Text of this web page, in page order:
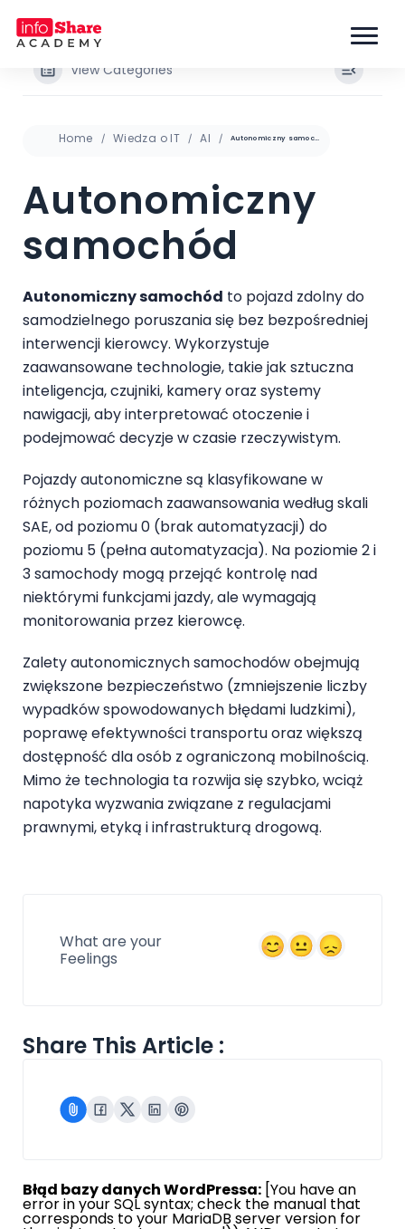
View Categories
Home Wiedza o IT AI Autonomiczny samochód
Autonomiczny
samochód
Autonomiczny samochód to pojazd zdolny do
samodzielnego poruszania się bez bezpośredniej
interwencji kierowcy. Wykorzystuje
zaawansowane technologie, takie jak sztuczna
inteligencja, czujniki, kamery oraz systemy
nawigacji, aby interpretować otoczenie i
podejmować decyzje w czasie rzeczywistym.
Pojazdy autonomiczne są klasyfikowane w
różnych poziomach zaawansowania według skali
SAE, od poziomu 0 (brak automatyzacji) do
poziomu 5 (pełna automatyzacja). Na poziomie 2 i
3 samochody mogą przejąć kontrolę nad
niektórymi funkcjami jazdy, ale wymagają
monitorowania przez kierowcę.
Zalety autonomicznych samochodów obejmują
zwiększone bezpieczeństwo (zmniejszenie liczby
wypadków spowodowanych błędami ludzkimi),
poprawę efektywności transportu oraz większą
dostępność dla osób z ograniczoną mobilnością.
Mimo że technologia ta rozwija się szybko, wciąż
napotyka wyzwania związane z regulacjami
prawnymi, etyką i infrastrukturą drogową.
What are your
Feelings
Share This Article :
Błąd bazy danych WordPressa: [You have an
error in your SQL syntax; check the manual that
corresponds to your MariaDB server version for